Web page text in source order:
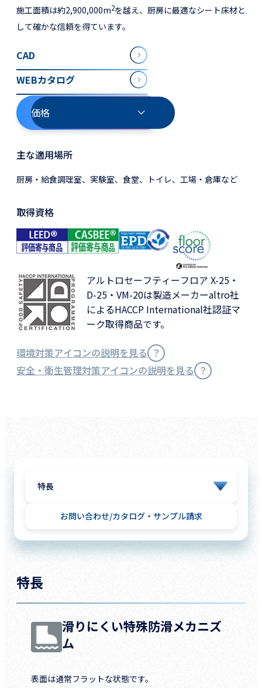
施工面積は約2,900,000m2を越え、厨房に最適なシート床材と
して確かな信頼を得ています。
CAD
WEBカタログ
価格
主な適用場所
厨房・給食調理室、実験室、食堂、トイレ、工場・倉庫など
取得資格
アルトロセーフティーフロア X-25・
D-25・VM-20は製造メーカーaltro社
によるHACCP International社認証マ
ーク取得商品です。
環境対策アイコンの説明を見る
安全・衛生管理対策アイコンの説明を見る
お問い合わせ カタログ・サンプル請求
特長
滑りにくい特殊防滑メカニズ
ム
表面は通常フラットな状態です。